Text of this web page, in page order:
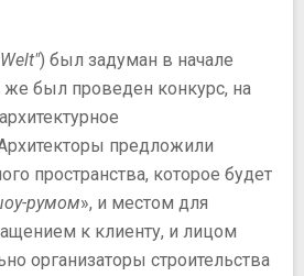
) был задуман в начале
же был проведен конкурс, на
Архитекторы предложили
пространства, которое будет
румом», и местом для
к клиенту, и лицом
организаторы строительства